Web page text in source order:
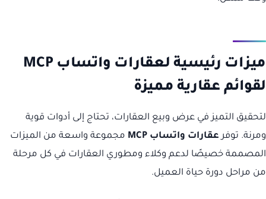
ميزات رئيسية لعقارات واتساب MCP
لقوائم عقارية مميزة
لتحقيق التميز في عرض وبيع العقارات، تحتاج إلى أدوات قوية
ومرنة. توفر عقارات واتساب MCP
مجموعة واسعة من الميزات
المصممة خصيصًا لدعم وكلاء ومطوري العقارات في كل مرحلة
من مراحل دورة حياة العميل.